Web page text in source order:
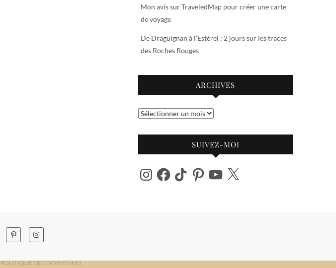
Mon avis sur TraveledMap pour créer une carte
de voyage
De Draguignan à l’Estérel : 2 jours sur les traces
des Roches Rouges
ARCHIVES
Archives
SUIVEZ-MOI
InstagramFacebook
TikTok PinterestYouTube
X
POLITIQUE DE COOKIES (UE)